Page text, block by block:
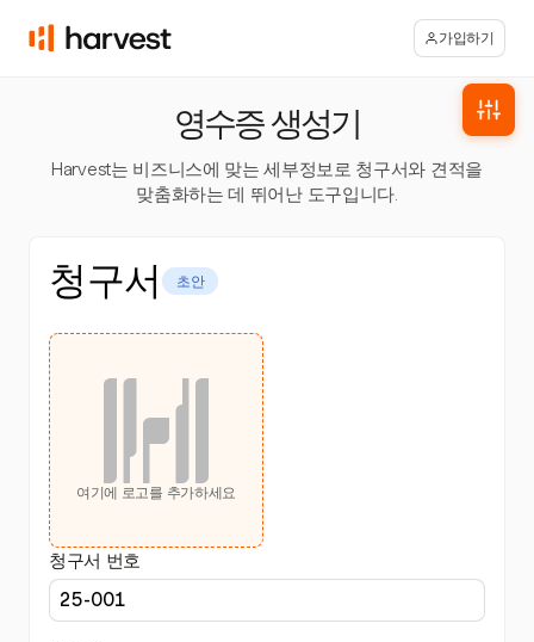
가입하기
영수증 생성기
Harvest는 비즈니스에 맞는 세부정보로 청구서와 견적을
맞춤화하는 데 뛰어난 도구입니다.
청구서 초안
여기에 로고를 추가하세요
청구서 번호